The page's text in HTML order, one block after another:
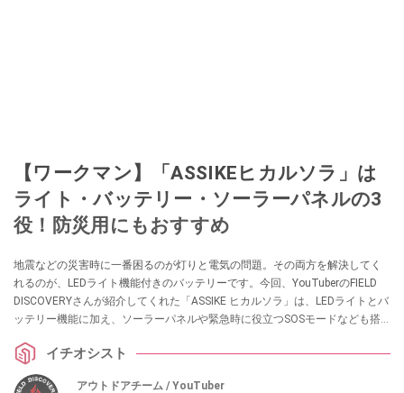
【ワークマン】「ASSIKEヒカルソラ」は
ライト・バッテリー・ソーラーパネルの3
役！防災用にもおすすめ
地震などの災害時に一番困るのが灯りと電気の問題。その両方を解決してく
れるのが、LEDライト機能付きのバッテリーです。今回、YouTuberのFIELD
DISCOVERYさんが紹介してくれた「ASSIKE ヒカルソラ」は、LEDライトとバ
ッテリー機能に加え、ソーラーパネルや緊急時に役立つSOSモードなども搭
イチオシスト
アウトドアチーム / YouTuber